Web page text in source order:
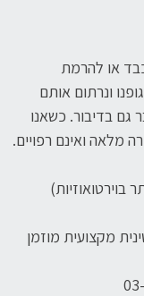
או להרמת
ונרתום אותם
גם בדיבור. כשאנו
מלאה ואינם רפויים.
בוירטואוזיות)
מקצועית מוזמן